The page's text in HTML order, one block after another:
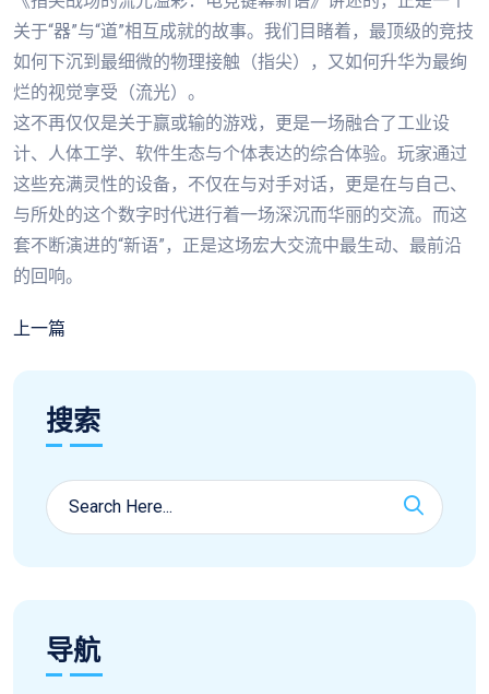
关于“器”与“道”相互成就的故事。我们目睹着，最顶级的竞技
如何下沉到最细微的物理接触（指尖），又如何升华为最绚
烂的视觉享受（流光）。
这不再仅仅是关于赢或输的游戏，更是一场融合了工业设
计、人体工学、软件生态与个体表达的综合体验。玩家通过
这些充满灵性的设备，不仅在与对手对话，更是在与自己、
与所处的这个数字时代进行着一场深沉而华丽的交流。而这
套不断演进的“新语”，正是这场宏大交流中最生动、最前沿
的回响。
上一篇
搜索
导航